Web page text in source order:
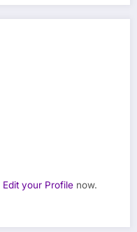
Edit your Profile now.